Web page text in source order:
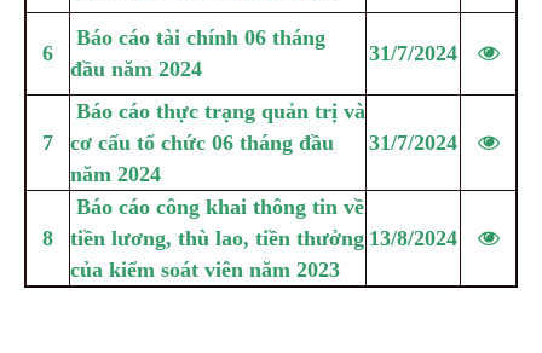
6
Báo cáo tài chính 06 tháng
đầu năm 2024
31/7/2024
7
Báo cáo thực trạng quản trị và
cơ cấu tổ chức 06 tháng đầu
năm 2024
31/7/2024
8
Báo cáo công khai thông tin về
tiền lương, thù lao, tiền thưởng
của kiểm soát viên năm 2023
13/8/2024